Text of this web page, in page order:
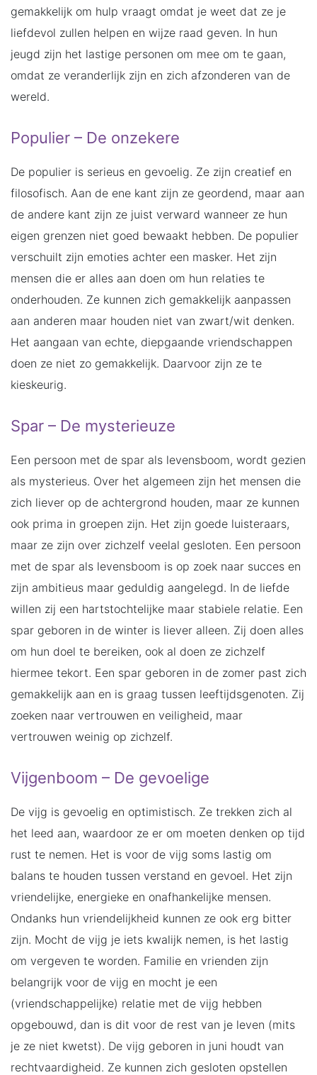
gemakkelijk om hulp vraagt omdat je weet dat ze je
liefdevol zullen helpen en wijze raad geven. In hun
jeugd zijn het lastige personen om mee om te gaan,
omdat ze veranderlijk zijn en zich afzonderen van de
wereld.
Populier – De onzekere
De populier is serieus en gevoelig. Ze zijn creatief en
filosofisch. Aan de ene kant zijn ze geordend, maar aan
de andere kant zijn ze juist verward wanneer ze hun
eigen grenzen niet goed bewaakt hebben. De populier
verschuilt zijn emoties achter een masker. Het zijn
mensen die er alles aan doen om hun relaties te
onderhouden. Ze kunnen zich gemakkelijk aanpassen
aan anderen maar houden niet van zwart/wit denken.
Het aangaan van echte, diepgaande vriendschappen
doen ze niet zo gemakkelijk. Daarvoor zijn ze te
kieskeurig.
Spar – De mysterieuze
Een persoon met de spar als levensboom, wordt gezien
als mysterieus. Over het algemeen zijn het mensen die
zich liever op de achtergrond houden, maar ze kunnen
ook prima in groepen zijn. Het zijn goede luisteraars,
maar ze zijn over zichzelf veelal gesloten. Een persoon
met de spar als levensboom is op zoek naar succes en
zijn ambitieus maar geduldig aangelegd. In de liefde
willen zij een hartstochtelijke maar stabiele relatie. Een
spar geboren in de winter is liever alleen. Zij doen alles
om hun doel te bereiken, ook al doen ze zichzelf
hiermee tekort. Een spar geboren in de zomer past zich
gemakkelijk aan en is graag tussen leeftijdsgenoten. Zij
zoeken naar vertrouwen en veiligheid, maar
vertrouwen weinig op zichzelf.
Vijgenboom – De gevoelige
De vijg is gevoelig en optimistisch. Ze trekken zich al
het leed aan, waardoor ze er om moeten denken op tijd
rust te nemen. Het is voor de vijg soms lastig om
balans te houden tussen verstand en gevoel. Het zijn
vriendelijke, energieke en onafhankelijke mensen.
Ondanks hun vriendelijkheid kunnen ze ook erg bitter
zijn. Mocht de vijg je iets kwalijk nemen, is het lastig
om vergeven te worden. Familie en vrienden zijn
belangrijk voor de vijg en mocht je een
(vriendschappelijke) relatie met de vijg hebben
opgebouwd, dan is dit voor de rest van je leven (mits
je ze niet kwetst). De vijg geboren in juni houdt van
rechtvaardigheid. Ze kunnen zich gesloten opstellen